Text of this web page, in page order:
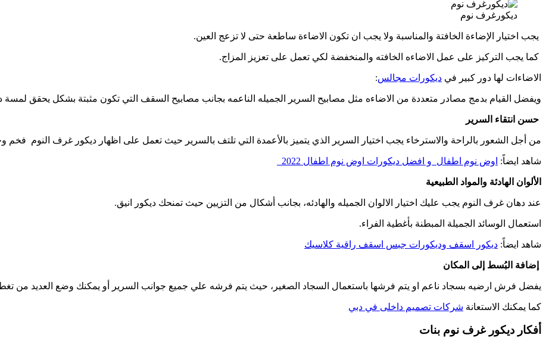
ديكورغرف نوم
يجب اختيار الإضاءة الخافتة والمناسبة ولا يجب ان تكون الاضاءة ساطعة حتى لا تزعج العين.
كما يجب التركيز على عمل الاضاءه الخافته والمنخفضة لكي تعمل على تعزيز المزاج.
الاضاءات لها دور كبير في ديكورات مجالس:
ويفضل القيام بدمج مصادر متعددة من الاضاءه مثل مصابيح السرير الجميله الناعمه بجانب مصابيح السقف التي تكون مثبتة بشكل يحقق لمسة
حسن انتقاء السرير
من أجل الشعور بالراحة والاسترخاء يجب اختيار السرير الذي يتميز بالأعمدة التي تلتف بالسرير حيث تعمل على اظهار ديكور غرف النوم
شاهد ايضاً: اوض نوم اطفال و افضل ديكورات اوض نوم اطفال 2022
الألوان الهادئة والمواد الطبيعية
عند دهان غرف النوم يجب عليك اختيار الالوان الجميله والهادئه، بجانب أشكال من التزيين حيث تمنحك ديكور انيق.
استعمال الوسائد الجميلة المبطنة بأغطية الفراء.
شاهد ايضاً: ديكور اسقف وديكورات جبس اسقف راقية كلاسيك
إضافة البُسط إلى المكان
يفضل فرش ارضيه بسجاد ناعم او يتم فرشها باستعمال السجاد الصغير، حيث يتم فرشه علي جميع جوانب السرير أو يمكنك وضع العديد من
كما يمكنك الاستعانة شركات تصميم داخلى في دبي
أفكار ديكور غرف نوم بنات